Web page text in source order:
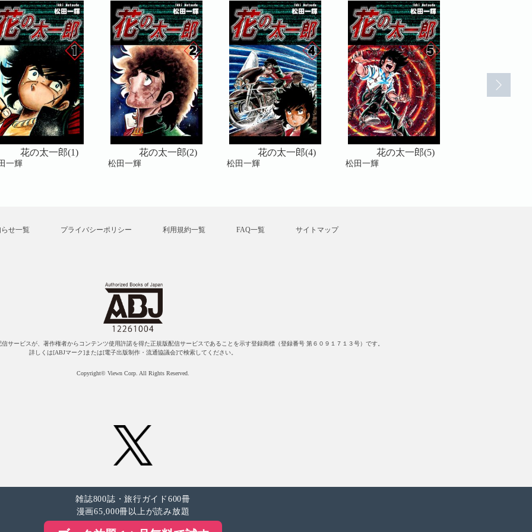
花の太一郎(1)
一輝
花の太一郎(2)
松田一輝
花の太一郎(4)
松田一輝
花の太一郎(5)
松田一輝
らせ一覧 プライバシーポリシー 利用規約一覧 FAQ一覧 サイトマップ
サービスが、著作権者からコンテンツ使用許諾を得た正規版配信サービスであることを示す登録商標（登録番号 第６０９１７１３号）です。
詳しくは[ABJマーク]または[電子出版制作・流通協議会]で検索してください。
Copyright© Viewn Corp. All Rights Reserved.
雑誌800誌・旅行ガイド600冊
漫画65,000冊以上が読み放題